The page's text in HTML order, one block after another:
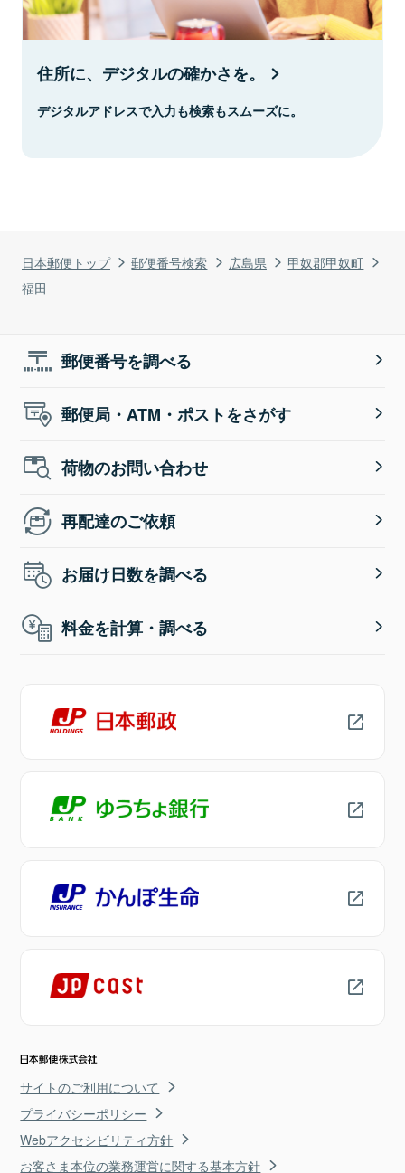
日本郵便トップ 郵便番号検索 広島県
甲奴郡甲奴町
福田
住所に、デジタルの確かさを。
デジタルアドレスで入力も検索もスムーズに。
郵便番号を調べる
郵便局・ATM・ポストをさがす
荷物のお問い合わせ
再配達のご依頼
お届け日数を調べる
料金を計算・調べる
サイトのご利用について
プライバシーポリシー
Webアクセシビリティ方針
お客さま本位の業務運営に関する基本方針